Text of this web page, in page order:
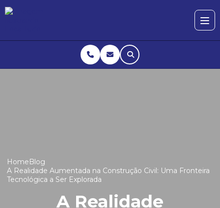
HomeBlog
A Realidade Aumentada na Construção Civil: Uma Fronteira
Tecnológica a Ser Explorada
A Realidade